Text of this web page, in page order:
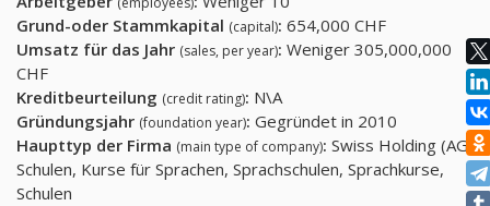
Grund-oder Stammkapital (capital): 654,000 CHF
Umsatz für das Jahr (sales, per year): Weniger 305,000,000
CHF
Kreditbeurteilung (credit rating): N\A
Gründungsjahr (foundation year): Gegründet in 2010
Haupttyp der Firma (main type of company): Swiss Holding (AG)
Schulen, Kurse für Sprachen, Sprachschulen, Sprachkurse,
Schulen